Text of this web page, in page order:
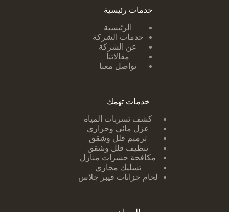
خدمات رئيسية
الرئيسية
خدمات الشركة
عن الشركة
مقالاتنا
تواصل معنا
خدمات تهمك
كشف تسربات ا لمياه
عزل مائي وحراري
ترميم فلل وشقق
تنظيف فلل وشقق
مكافحة حشرات منازل
تسليك مجاري
لحام خزانات فيبر جلاس